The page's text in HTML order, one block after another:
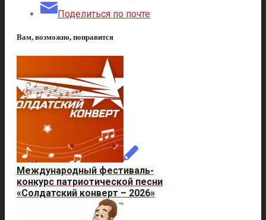
Поделиться по почте
Вам, возможно, понравится
Международный фестиваль-
конкурс патриотической песни
«Солдатский конверт – 2026»